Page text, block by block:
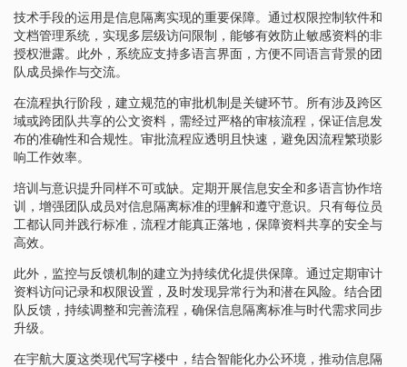
技术手段的运用是信息隔离实现的重要保障。通过权限控制软件和
文档管理系统，实现多层级访问限制，能够有效防止敏感资料的非
授权泄露。此外，系统应支持多语言界面，方便不同语言背景的团
队成员操作与交流。
在流程执行阶段，建立规范的审批机制是关键环节。所有涉及跨区
域或跨团队共享的公文资料，需经过严格的审核流程，保证信息发
布的准确性和合规性。审批流程应透明且快速，避免因流程繁琐影
响工作效率。
培训与意识提升同样不可或缺。定期开展信息安全和多语言协作培
训，增强团队成员对信息隔离标准的理解和遵守意识。只有每位员
工都认同并践行标准，流程才能真正落地，保障资料共享的安全与
高效。
此外，监控与反馈机制的建立为持续优化提供保障。通过定期审计
资料访问记录和权限设置，及时发现异常行为和潜在风险。结合团
队反馈，持续调整和完善流程，确保信息隔离标准与时代需求同步
升级。
在宇航大厦这类现代写字楼中，结合智能化办公环境，推动信息隔